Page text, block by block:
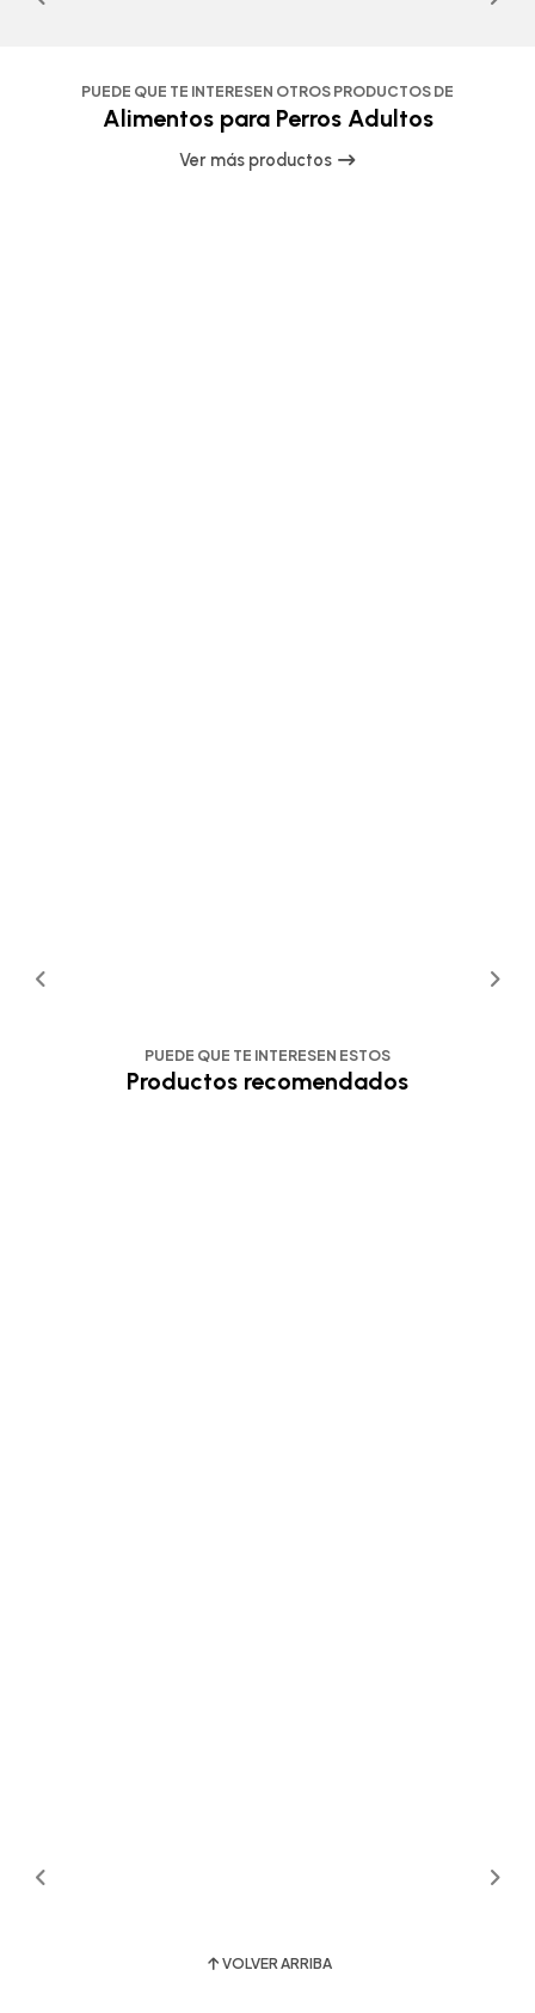
PUEDE QUE TE INTERESEN OTROS PRODUCTOS DE
Alimentos para Perros Adultos
Ver más productos
PUEDE QUE TE INTERESEN ESTOS
Productos recomendados
VOLVER ARRIBA